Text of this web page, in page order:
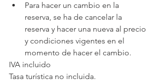
Para hacer un cambio en la
reserva, se ha de cancelar la
reserva y hacer una nueva al precio
y condiciones vigentes en el
momento de hacer el cambio.
IVA incluido
Tasa turística no incluida.